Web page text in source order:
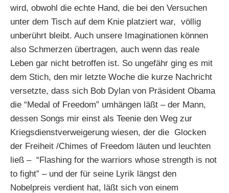
wird, obwohl die echte Hand, die bei den Versuchen
unter dem Tisch auf dem Knie platziert war, völlig
unberührt bleibt. Auch unsere Imaginationen können
also Schmerzen übertragen, auch wenn das reale
Leben gar nicht betroffen ist. So ungefähr ging es mit
dem Stich, den mir letzte Woche die kurze Nachricht
versetzte, dass sich Bob Dylan von Präsident Obama
die “Medal of Freedom” umhängen läßt – der Mann,
dessen Songs mir einst als Teenie den Weg zur
Kriegsdienstverweigerung wiesen, der die Glocken
der Freiheit /Chimes of Freedom läuten und leuchten
ließ – “Flashing for the warriors whose strength is not
to fight” – und der für seine Lyrik längst den
Nobelpreis verdient hat, läßt sich von einem